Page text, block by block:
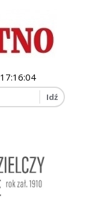
17:16:05